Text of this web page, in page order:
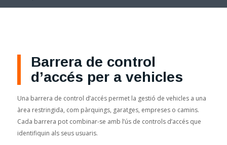
Barrera de control
d’accés per a vehicles
Una barrera de control d’accés permet la gestió de vehicles a una
àrea restringida, com pàrquings, garatges, empreses o camins.
Cada barrera pot combinar-se amb l’ús de controls d’accés que
identifiquin als seus usuaris.